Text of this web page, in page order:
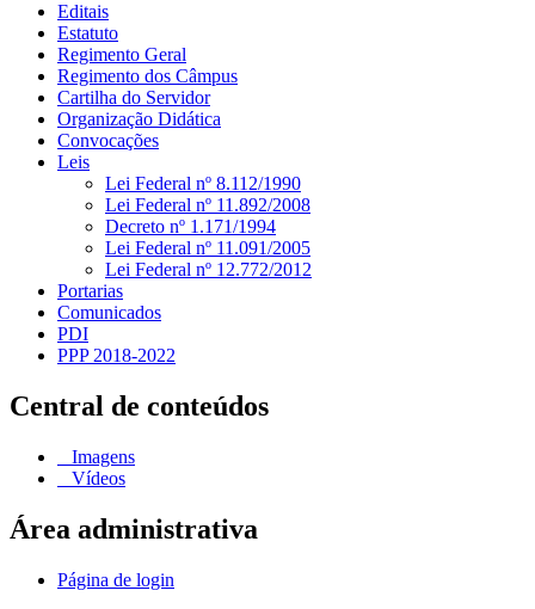
Editais
Estatuto
Regimento Geral
Regimento dos Câmpus
Cartilha do Servidor
Organização Didática
Convocações
Leis
Lei Federal nº 8.112/1990
Lei Federal nº 11.892/2008
Decreto nº 1.171/1994
Lei Federal nº 11.091/2005
Lei Federal nº 12.772/2012
Portarias
Comunicados
PDI
PPP 2018-2022
Central de conteúdos
Imagens
Vídeos
Área administrativa
Página de login